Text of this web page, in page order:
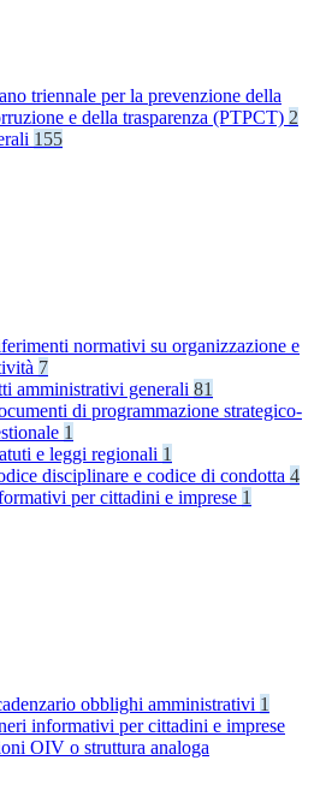
triennale per la prevenzione della
e della trasparenza (PTPCT) 2
155
normativi su organizzazione e
7
amministrativi generali 81
di programmazione strategico-
1
e leggi regionali 1
disciplinare e codice di condotta 4
per cittadini e imprese 1
obblighi amministrativi 1
informativi per cittadini e imprese
OIV o struttura analoga